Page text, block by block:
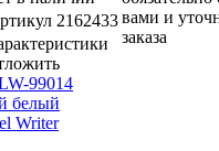
2162433вами и
заказа
99014
белый
Writer